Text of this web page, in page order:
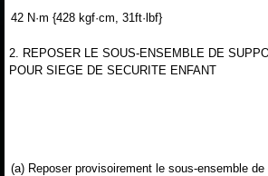
42 N·m {428 kgf·cm, 31ft·lbf}
2. REPOSER LE SOUS-ENSEMBLE DE
POUR SIEGE DE SECURITE ENFANT
(a) Reposer provisoirement le sous-ensemble de